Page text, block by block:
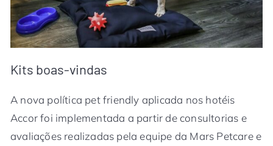
Kits boas-vindas
A nova política pet friendly aplicada nos hotéis
Accor foi implementada a partir de consultorias e
avaliações realizadas pela equipe da Mars Petcare e